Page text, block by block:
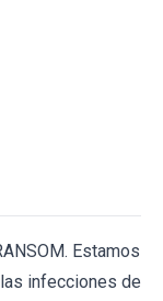
Estamos
infecciones de